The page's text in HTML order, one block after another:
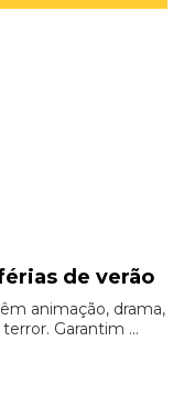
de verão
animação, drama,
Garantim ...